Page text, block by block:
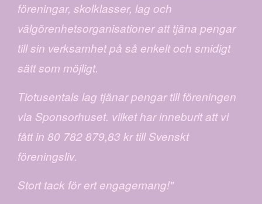
föreningar, skolklasser, lag och
välgörenhetsorganisationer att tjäna pengar
till sin verksamhet på så enkelt och smidigt
sätt som möjligt.
Tiotusentals lag tjänar pengar till föreningen
via Sponsorhuset. vilket har inneburit att vi
fått in 80 782 879,83 kr till Svenskt
föreningsliv.
Stort tack för ert engagemang!"